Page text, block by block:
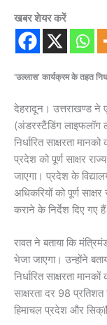
खबर शेयर करें
‘उल्लास’ कार्यक्रम के तहत
देहरादून। उत्तराखण्ड
(अंडरस्टैंडिंग लाइफलॉग
निर्धारित साक्षरता
प्रदेश को पूर्ण साक्षर
जाएगा। प्रदेश के
अधिकरियों को पूर्ण
कराने के निर्देश दिए गए
रावत ने बताया कि
भेजा जाएगा। उन्होंने
निर्धारित साक्षरता
साक्षरता दर 98 प्रतिशत
हिमाचल प्रदेश और